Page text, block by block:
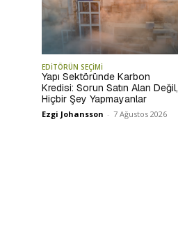
EDİTÖRÜN SEÇİMİ
Yapı Sektöründe Karbon
Kredisi: Sorun Satın Alan Değil,
Hiçbir Şey Yapmayanlar
Ezgi Johansson - 7 Ağustos 2026